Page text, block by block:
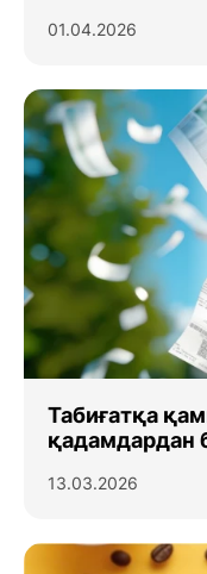
01.04.2026
Табиғатқа
қадамдардан
13.03.2026